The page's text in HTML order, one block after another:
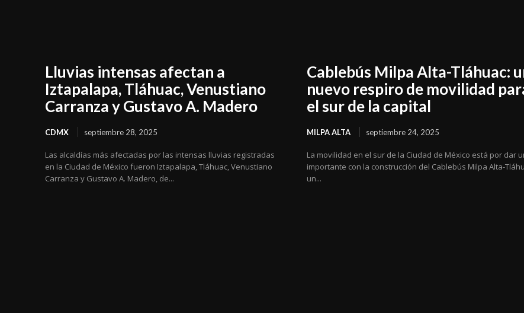
Lluvias intensas afectan a
Iztapalapa, Tláhuac, Venustiano
Carranza y Gustavo A. Madero
CDMX septiembre 28, 2025
Las alcaldías más afectadas por las intensas lluvias registradas
en la Ciudad de México fueron Iztapalapa, Tláhuac, Venustiano
Carranza y Gustavo A. Madero, de...
Cablebús Milpa Alta-Tláhuac:
nuevo respiro de movilidad
el sur de la capital
MILPA ALTA septiembre 24, 2025
La movilidad en el sur de la Ciudad de México está por dar
importante con la construcción del Cablebús Milpa Alta-
un...